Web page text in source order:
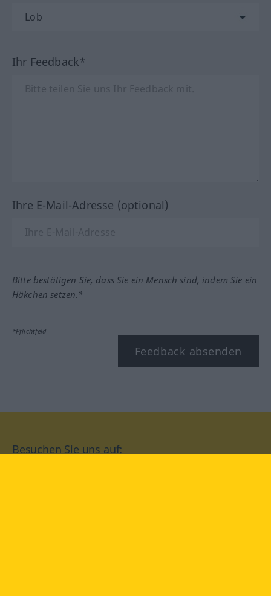
Ihr Feedback*
Ihre E-Mail-Adresse (optional)
Bitte bestätigen Sie, dass Sie ein Mensch sind, indem Sie ein
Häkchen setzen.*
*Pflichtfeld
Feedback absenden
Besuchen Sie uns auf: